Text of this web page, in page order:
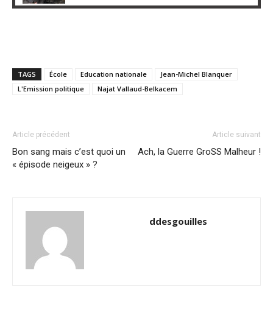
TAGS École Education nationale
Jean-Michel Blanquer
L'Emission politique
Najat Vallaud-Belkacem
Article précédent
Bon sang mais c’est quoi un
« épisode neigeux » ?
Article suivant
Ach, la Guerre GroSS Malheur !
ddesgouilles